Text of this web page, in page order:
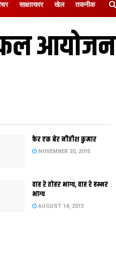
साक्षात्‍कार खेल तकनीक
आयोजन
फेर एक बेर नीतीश कुमार
NOVEMBER 20, 2015
वाह रे तोहर भाग्य, वाह रे हम्मर
भाग्य
AUGUST 14, 2013